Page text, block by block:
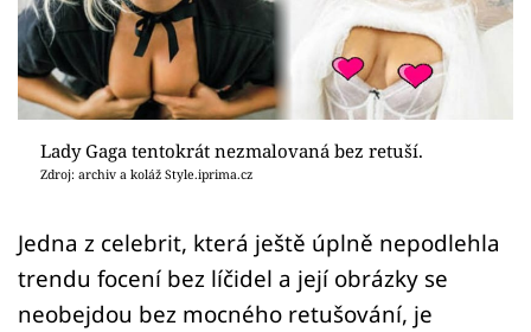
Videa
Sledujte prima+
Přihlášení
Sledujte nás
Lady Gaga tentokrát nezmalovaná bez retuší.
Zdroj: archiv a koláž Style.iprima.cz
Jedna z celebrit, která ještě úplně nepodlehla
trendu focení bez líčidel a její obrázky se
neobejdou bez mocného retušování, je